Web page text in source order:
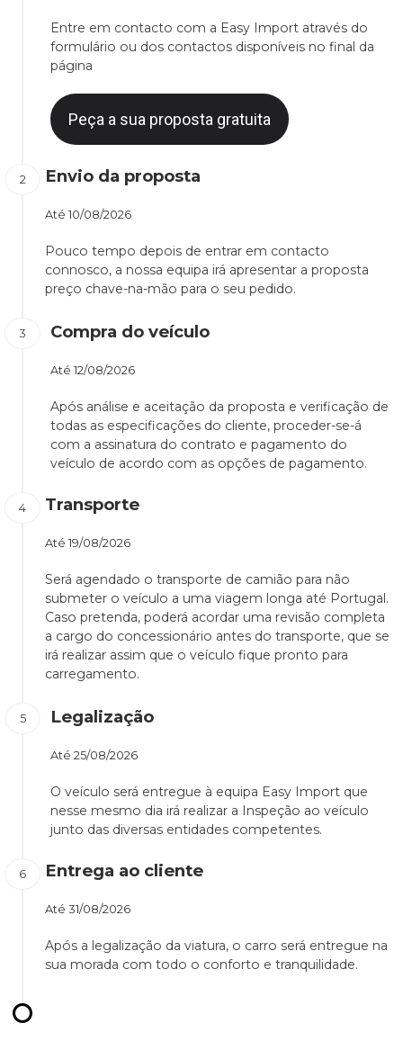
Entre em contacto com a Easy Import através do
formulário ou dos contactos disponíveis no final da
página
Peça a sua proposta gratuita
Envio da proposta
Até 10/08/2026
Pouco tempo depois de entrar em contacto
connosco, a nossa equipa irá apresentar a proposta
preço chave-na-mão para o seu pedido.
Compra do veículo
Até 12/08/2026
Após análise e aceitação da proposta e verificação de
todas as especificações do cliente, proceder-se-á
com a assinatura do contrato e pagamento do
veículo de acordo com as opções de pagamento.
Transporte
Até 19/08/2026
Será agendado o transporte de camião para não
submeter o veículo a uma viagem longa até Portugal.
Caso pretenda, poderá acordar uma revisão completa
a cargo do concessionário antes do transporte, que se
irá realizar assim que o veículo fique pronto para
carregamento.
Legalização
Até 25/08/2026
O veículo será entregue à equipa Easy Import que
nesse mesmo dia irá realizar a Inspeção ao veículo
junto das diversas entidades competentes.
Entrega ao cliente
Até 31/08/2026
Após a legalização da viatura, o carro será entregue na
sua morada com todo o conforto e tranquilidade.